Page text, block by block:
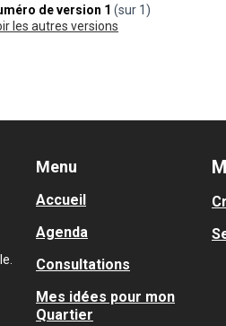
de version 1 (sur 1)
les autres versions
Menu
Accueil
Agenda
Consultations
Mes idées pour mon
Quartier